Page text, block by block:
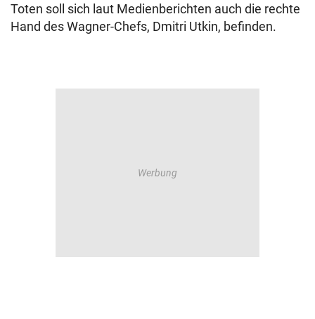
Toten soll sich laut Medienberichten auch die rechte
Hand des Wagner-Chefs, Dmitri Utkin, befinden.